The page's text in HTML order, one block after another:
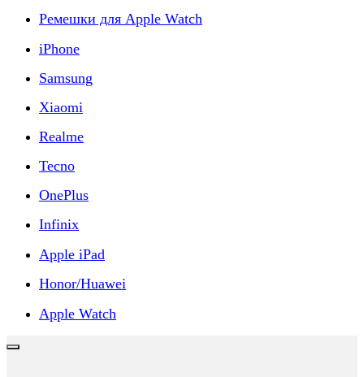
Ремешки для Apple Watch
iPhone
Samsung
Xiaomi
Realme
Tecno
OnePlus
Infinix
Apple iPad
Honor/Huawei
Apple Watch